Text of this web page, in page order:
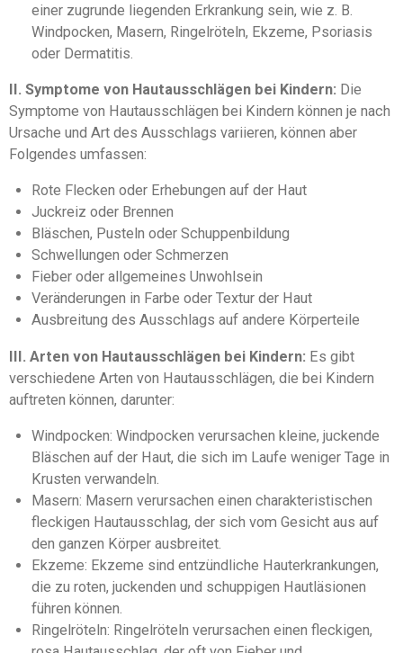
einer zugrunde liegenden Erkrankung sein, wie z. B.
Windpocken, Masern, Ringelröteln, Ekzeme, Psoriasis
oder Dermatitis.
II. Symptome von Hautausschlägen bei Kindern: Die
Symptome von Hautausschlägen bei Kindern können je nach
Ursache und Art des Ausschlags variieren, können aber
Folgendes umfassen:
Rote Flecken oder Erhebungen auf der Haut
Juckreiz oder Brennen
Bläschen, Pusteln oder Schuppenbildung
Schwellungen oder Schmerzen
Fieber oder allgemeines Unwohlsein
Veränderungen in Farbe oder Textur der Haut
Ausbreitung des Ausschlags auf andere Körperteile
III. Arten von Hautausschlägen bei Kindern: Es gibt
verschiedene Arten von Hautausschlägen, die bei Kindern
auftreten können, darunter:
Windpocken: Windpocken verursachen kleine, juckende
Bläschen auf der Haut, die sich im Laufe weniger Tage in
Krusten verwandeln.
Masern: Masern verursachen einen charakteristischen
fleckigen Hautausschlag, der sich vom Gesicht aus auf
den ganzen Körper ausbreitet.
Ekzeme: Ekzeme sind entzündliche Hauterkrankungen,
die zu roten, juckenden und schuppigen Hautläsionen
führen können.
Ringelröteln: Ringelröteln verursachen einen fleckigen,